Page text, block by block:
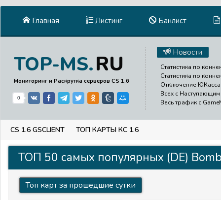
Главная Листинг Банлист
TOP-MS.RU
Мониторинг и Раскрутка серверов CS 1.6
0
Новости
Статистика по
Статистика по
Отключение
Всех с
Весь трафик с
CS 1.6 GSCLIENT ТОП КАРТЫ КС 1.6
ТОП 50 самых популярных (DE)
Топ карт за прошедшие сутки